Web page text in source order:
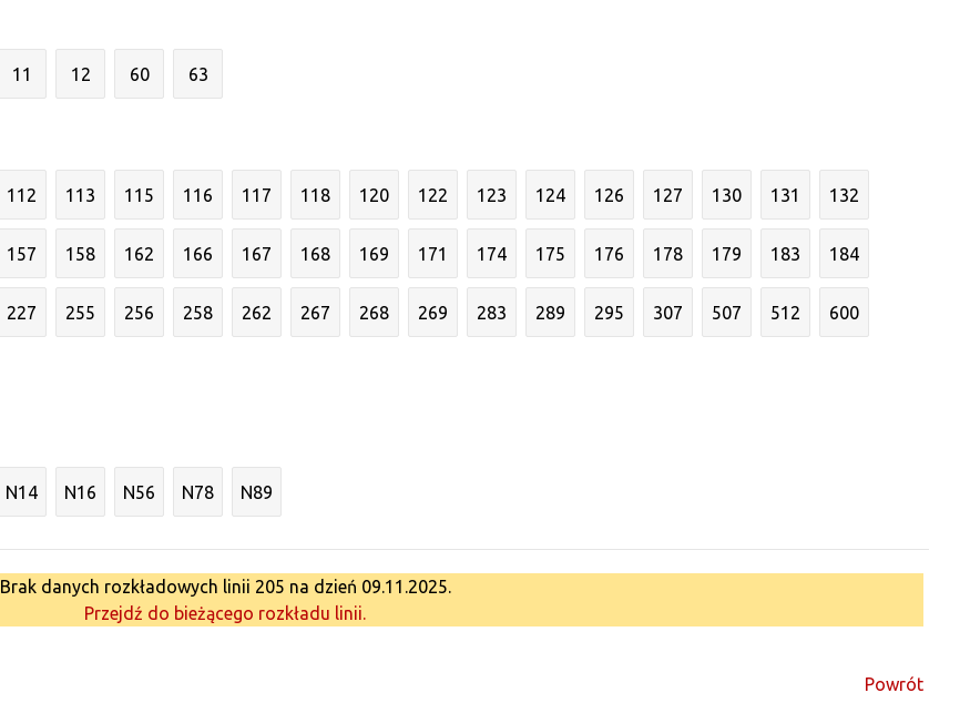
11 12 60 63
112 113 115 116 117 118 120 122 123 124 126 127 130 131 132
157 158 162 166 167 168 169 171 174 175 176 178 179 183 184
227 255 256 258 262 267 268 269 283 289 295 307 507 512 600
N14 N16 N56 N78 N89
Brak danych rozkładowych linii 205 na dzień 09.11.2025.
Przejdź do bieżącego rozkładu linii.
Powrót